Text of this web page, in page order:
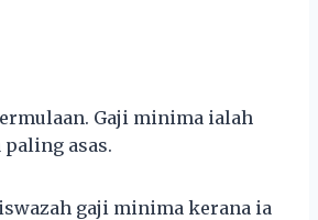
Gaji minima ialah
asas.
gaji minima kerana ia